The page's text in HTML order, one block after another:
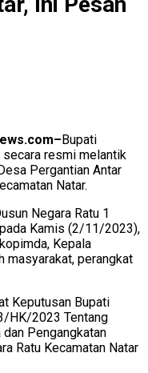
Bupati
secara resmi melantik
Pergantian Antar
Natar.
Negara Ratu 1
Kamis (2/11/2023),
Kepala
masyarakat, perangkat
Keputusan Bupati
HK/2023 Tentang
Pengangkatan
Ratu Kecamatan Natar